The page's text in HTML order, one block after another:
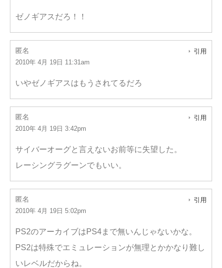
ゼノギアスだろ！！
匿名
2010年 4月 19日 11:31am
引用
いやゼノギアスはもうされてるだろ
匿名
2010年 4月 19日 3:42pm
引用
サイバーオーグと言えないお前等に失望した。
レーシングラグーンでもいい。
匿名
2010年 4月 19日 5:02pm
引用
PS2のアーカイブはPS4まで無いんじゃないかな。
PS2は特殊でエミュレーションが無理とかかなり難し
いレベルだからね。